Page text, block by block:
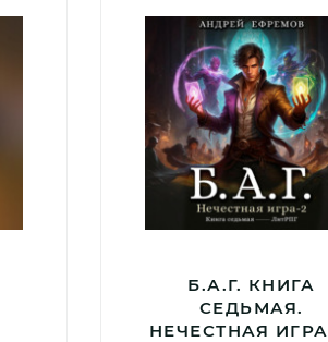
Б.А.Г. КНИГА
СЕДЬМАЯ.
НЕЧЕСТНАЯ